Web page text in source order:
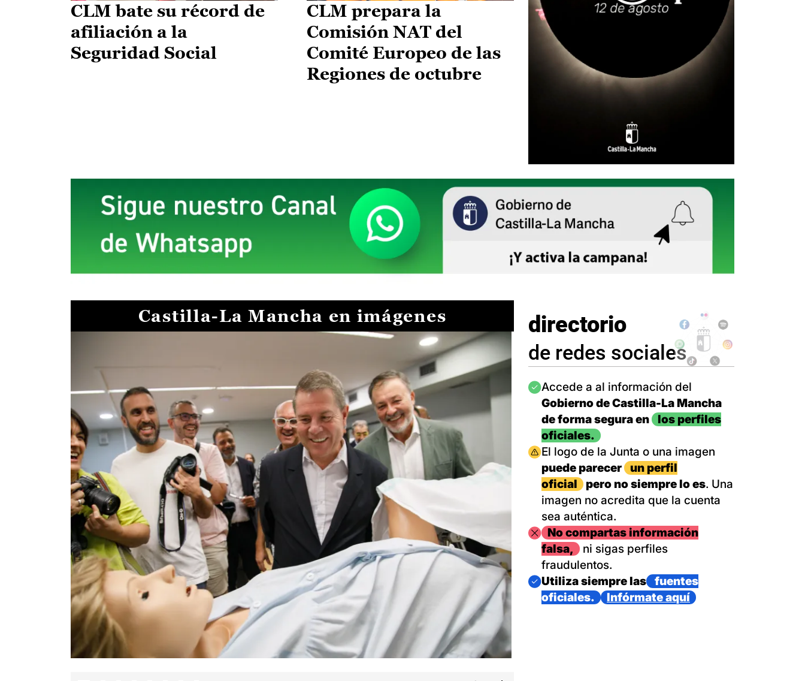
CLM bate su récord de
afiliación a la
Seguridad Social
CLM prepara la
Comisión NAT del
Comité Europeo de las
Regiones de octubre
Castilla-La Mancha en imágenes directorio
de redes sociales
Imagen
Accede a al información del
Gobierno de Castilla-La Mancha
de forma segura en
los perfiles
oficiales.
Imagen
El logo de la Junta o una imagen
puede parecer
un perfil
oficial
pero no siempre lo es. Una
imagen no acredita que la cuenta
sea auténtica.
ImagenNo compartas información
falsa,
ni sigas perfiles
fraudulentos.
Imagen
Utiliza siempre las
fuentes
oficiales.
Infórmate aquí